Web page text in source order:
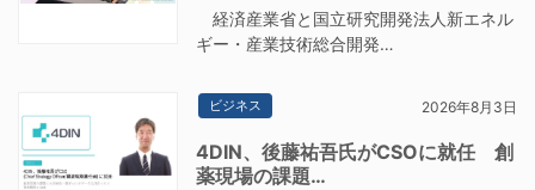
経済産業省と国立研究開発法人新エネル
ギー・産業技術総合開発…
ビジネス 2026年8月3日
4DIN、後藤祐吾氏がCSOに就任 創
薬現場の課題…